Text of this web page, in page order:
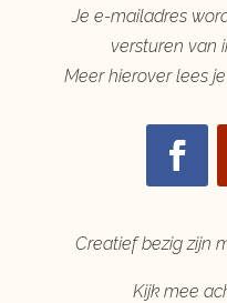
Je e-mailadres
versturen van
Meer hierover lees
Creatief bezig zijn
Kijk mee